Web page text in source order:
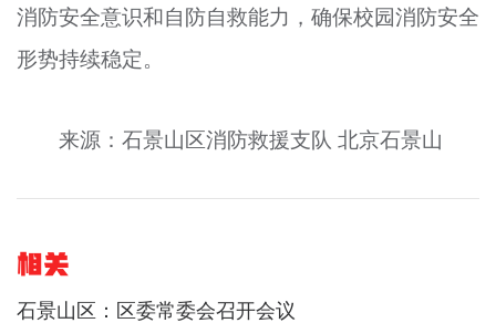
消防安全意识和自防自救能力，确保校园消防安全
形势持续稳定。
来源：石景山区消防救援支队 北京石景山
相关
石景山区：区委常委会召开会议